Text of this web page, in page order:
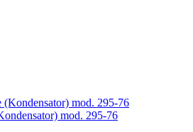
mod. 295-76